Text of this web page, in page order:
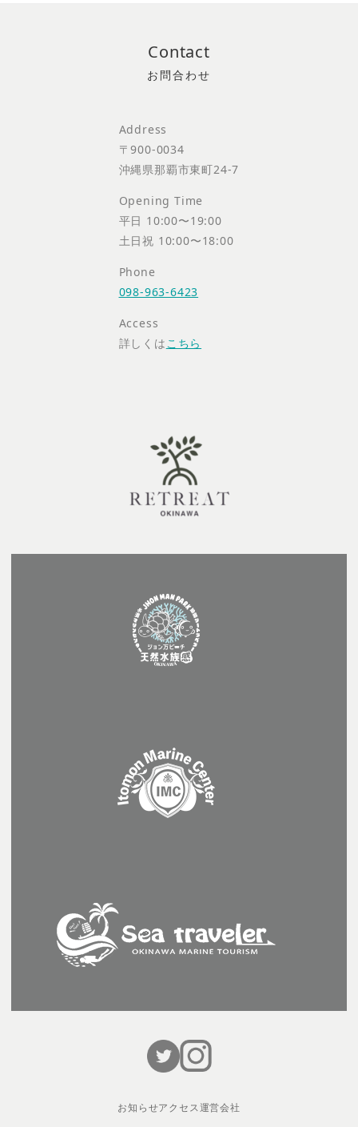
Contact
Address
〒900-0034
沖縄県那覇市東町24-7
Opening Time
平日 10:00〜19:00
土日祝 10:00〜18:00
Phone
098-963-6423
Access
詳しくは こちら
お知らせアクセス運営会社